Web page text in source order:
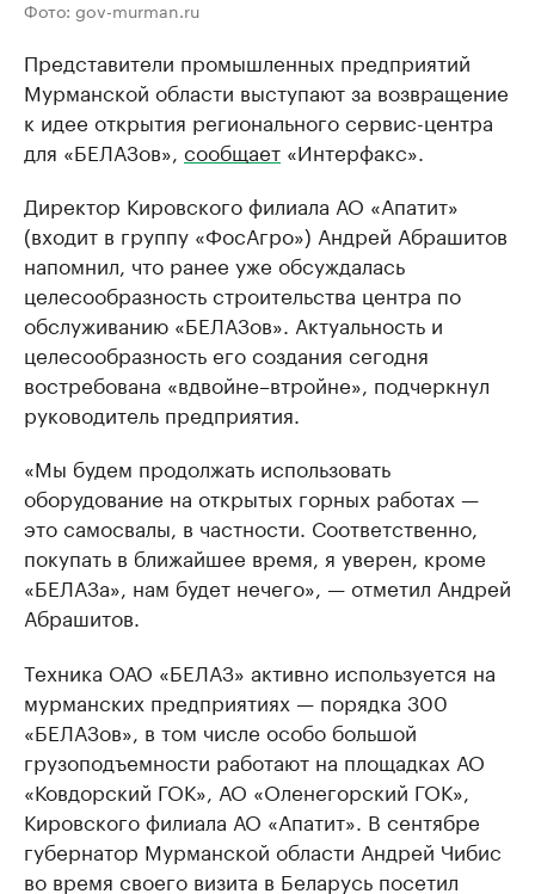
Фото: gov-murman.ru
Представители промышленных предприятий
Мурманской области выступают за возвращение
к идее открытия регионального сервис-центра
для «БЕЛАЗов», сообщает «Интерфакс».
Директор Кировского филиала АО «Апатит»
(входит в группу «ФосАгро») Андрей Абрашитов
напомнил, что ранее уже обсуждалась
целесообразность строительства центра по
обслуживанию «БЕЛАЗов». Актуальность и
целесообразность его создания сегодня
востребована «вдвойне–втройне», подчеркнул
руководитель предприятия.
«Мы будем продолжать использовать
оборудование на открытых горных работах —
это самосвалы, в частности. Соответственно,
покупать в ближайшее время, я уверен, кроме
«БЕЛАЗа», нам будет нечего», — отметил Андрей
Абрашитов.
Техника ОАО «БЕЛАЗ» активно используется на
мурманских предприятиях — порядка 300
«БЕЛАЗов», в том числе особо большой
грузоподъемности работают на площадках АО
«Ковдорский ГОК», АО «Оленегорский ГОК»,
Кировского филиала АО «Апатит». В сентябре
губернатор Мурманской области Андрей Чибис
во время своего визита в Беларусь посетил